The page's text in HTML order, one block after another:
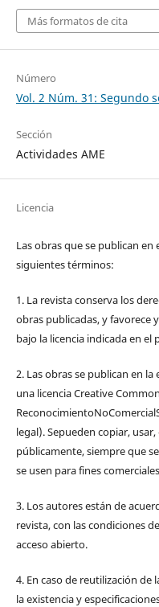
Más formatos de cita
Número
Vol. 2 Núm. 31: Segundo
Sección
Actividades AME
Licencia
Las obras que se publican
siguientes términos:
1. La revista conserva los
obras publicadas, y favorece
bajo la licencia indicada en el
2. Las obras se publican en
una licencia Creative
legal). Sepueden copiar,
públicamente, siempre que
se usen para fines
3. Los autores están de
revista, con las condiciones
acceso abierto.
4. En caso de reutilización de
la existencia y